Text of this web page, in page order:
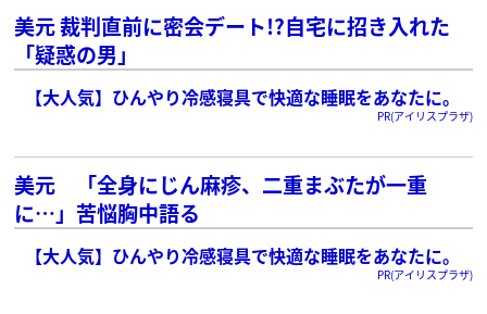
美元 裁判直前に密会デート!?自宅に招き入れた
「疑惑の男」
【大人気】ひんやり冷感寝具で快適な睡眠をあなたに。
PR(アイリスプラザ)
美元 「全身にじん麻疹、二重まぶたが一重
に…」苦悩胸中語る
【大人気】ひんやり冷感寝具で快適な睡眠をあなたに。
PR(アイリスプラザ)